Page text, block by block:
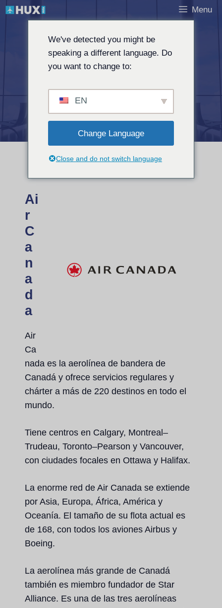
Saltar
Menu
Ai
r
C
a
n
a
d
a
Air
Ca
nada es la aerolínea de bandera de
Canadá y ofrece servicios regulares y
chárter a más de 220 destinos en todo el
mundo.
Tiene centros en Calgary, Montreal–
Trudeau, Toronto–Pearson y Vancouver,
con ciudades focales en Ottawa y Halifax.
La enorme red de Air Canada se extiende
por Asia, Europa, África, América y
Oceanía. El tamaño de su flota actual es
de 168, con todos los aviones Airbus y
Boeing.
La aerolínea más grande de Canadá
también es miembro fundador de Star
Alliance. Es una de las tres aerolíneas
We've detected you might be
speaking a different language. Do
you want to change to:
EN
Change Language
Close and do not switch language